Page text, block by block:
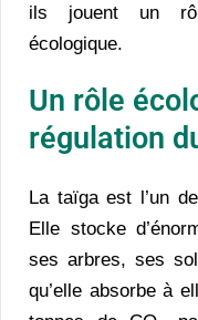
ils jouent un
écologique.
Un rôle
régulation
La taïga est l’un
Elle stocke
ses arbres, ses
qu’elle absorbe à